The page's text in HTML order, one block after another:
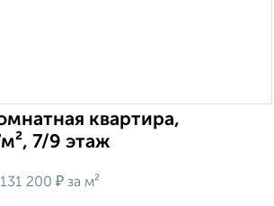
квартира,
7/9 этаж
131 200 ₽ за м²